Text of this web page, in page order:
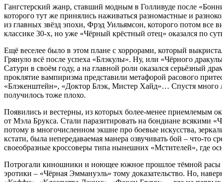
Гангстерский жанр, ставший модным в Голливуде после
которого тут же принялись наживаться разномастные и
из главных звёзд эпохи, Фрэд Уильямсон, которого потом все
классике 30-х, но уже «Чёрный крёстный отец» оказался по
Ещё веселее было в этом плане с хоррорами, который
Грянуло всё после успеха «Блэкулы». Ну, или «Чёрного
Сатурн в своём году, а на главной роли оказался серьёзный
проклятие вампиризма представили метафорой расового
«Блэкенштейн», «Доктор Блэк, Мистер Хайд»… Спустя много
получилось тоже плохо.
Появились и вестерны, из которых более-менее приемлемым
от Мэла Брукса. Стали паразитировать на бондиане всякими
потому в многочисленном экшне про боевые искусства,
кстати, была непередаваемая манера озвучивать бой – что-
своеобразные кроссоверы типа нынешних «Мстителей», где
Потрогали киношники и ноющее южное прошлое тёмной расы
эротики – «Чёрная Эммануэль» тому доказательство. Но,